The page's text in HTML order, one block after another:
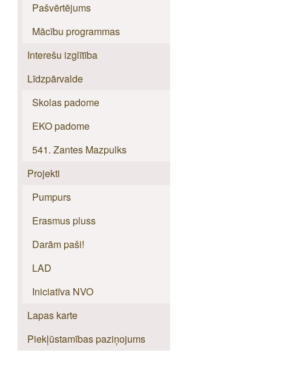
Pašvērtējums
Mācību programmas
Interešu izglītība
Līdzpārvalde
Skolas padome
EKO padome
541. Zantes Mazpulks
Projekti
Pumpurs
Erasmus pluss
Darām paši!
LAD
Iniciatīva NVO
Lapas karte
Piekļūstamības paziņojums